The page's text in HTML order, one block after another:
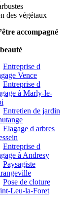
des végétaux
accompagné
Entreprise d
Vence
Entreprise d
à Marly-le-
Entretien de jardin
Elagage d arbres
Entreprise d
à Andresy
Paysagiste
Pose de cloture
Leu-la-Foret